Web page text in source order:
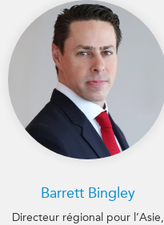
Barrett Bingley
Directeur régional pour l’Asie,